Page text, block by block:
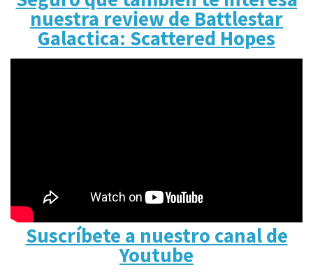
nuestra review de Battlestar
Galactica: Scattered Hopes
Suscríbete a nuestro canal de
Youtube